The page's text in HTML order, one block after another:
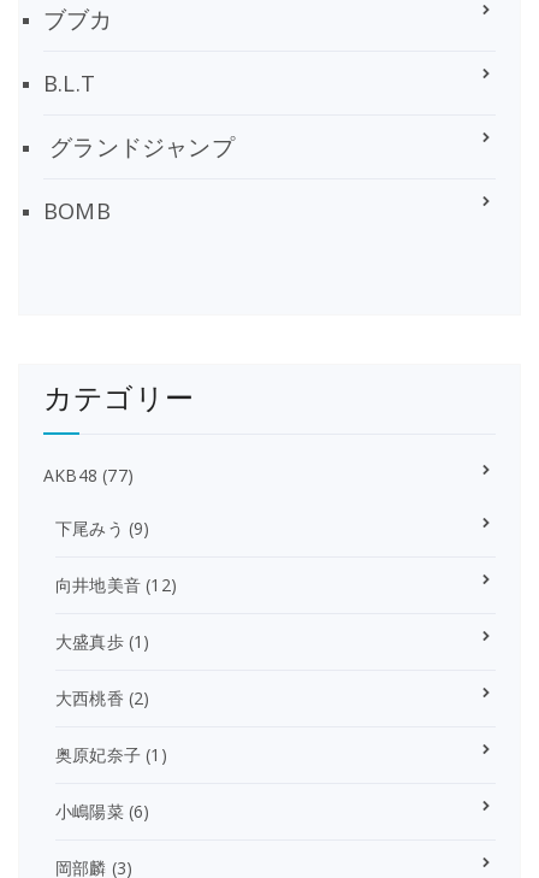
ブブカ
B.L.T
グランドジャンプ
BOMB
カテゴリー
AKB48 (77)
下尾みう (9)
向井地美音 (12)
大盛真歩(1)
大西桃香 (2)
奥原妃奈子 (1)
小嶋陽菜(6)
岡部麟 (3)